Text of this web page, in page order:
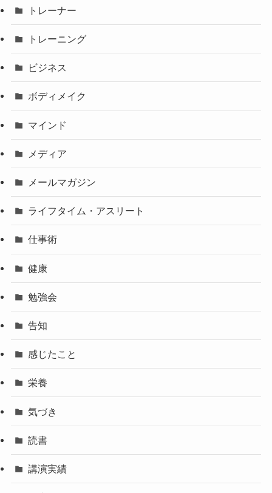
トレーナー
トレーニング
ビジネス
ボディメイク
マインド
メディア
メールマガジン
ライフタイム・アスリート
仕事術
健康
勉強会
告知
感じたこと
栄養
気づき
読書
講演実績